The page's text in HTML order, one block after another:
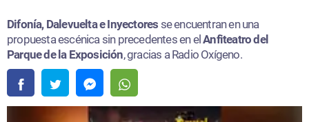
Difonía, Dalevuelta e Inyectores se encuentran en una
propuesta escénica sin precedentes en elAnfiteatro del
Parque de la Exposición, gracias a Radio Oxígeno.